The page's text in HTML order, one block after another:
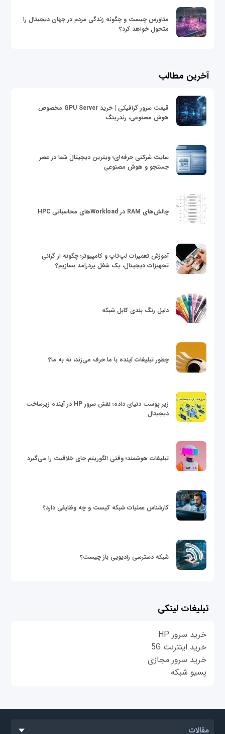
متاورس چیست و چگونه زندگی مردم در جهان دیجیتال را
متحول خواهد کرد؟
آخرین مطالب
قیمت سرور گرافیکی | خرید GPU Server مخصوص
هوش مصنوعی، رندرینگ
سایت شرکتی حرفه‌ای؛ ویترین دیجیتال شما در عصر
جستجو و هوش مصنوعی
چالش‌های RAM در Workloadهای محاسباتی HPC
آموزش تعمیرات لپ‌تاپ و کامپیوتر؛ چگونه از گرانی
تجهیزات دیجیتال، یک شغل پردرآمد بسازیم؟
دلیل رنگ بندی کابل شبکه
چطور تبلیغات آینده با ما حرف می‌زند، نه به ما؟
زیر پوست دنیای داده؛ نقش سرور HP در آینده زیرساخت
دیجیتال
تبلیغات هوشمند؛ وقتی الگوریتم جای خلاقیت را می‌گیرد
کارشناس عملیات شبکه کیست و چه وظایفی دارد؟
شبکه دسترسی رادیویی باز چیست؟
تبلیغات لینکی
خرید سرور HP
خرید اینترنت 5G
خرید سرور مجازی
پسیو شبکه
مقالات